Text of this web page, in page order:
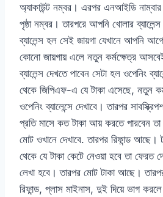
অ্যাকাউন্ট নম্বর। এরপর এনআইডি
পৃষ্ঠা নম্বর। তারপরে আপনি খোলার
ব্যালেন্স হল সেই জায়গা যেখানে আপনি
কোনো জায়গায় এলে নতুন কর্মক্ষেত্র
ব্যালেন্স দেখতে পাবেন সেটা হল ওপেনিং
থেকে জিপিএফ-এ যে টাকা এসেছে, নতুন
ওপেনিং ব্যালেন্সে দেখাবে। তারপর
প্রতি মাসে কত টাকা আয় করতে পারবেন তা
মোট ওখানে দেখাবে. তারপর রিফান্ড আছে।
থেকে যে টাকা কেটে নেওয়া হবে তা ফেরত
লেখা হবে। তারপর মোট টাকা আছে।
রিফান্ড, প্লাস মাইনাস, দুই দিয়ে ভাগ